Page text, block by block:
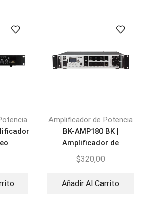
120W
Amplificador de Potencia
BK-AMP180 BK |
Amplificador de
Potencia 6 Zonas 180W
$320,00
Añadir Al Carrito